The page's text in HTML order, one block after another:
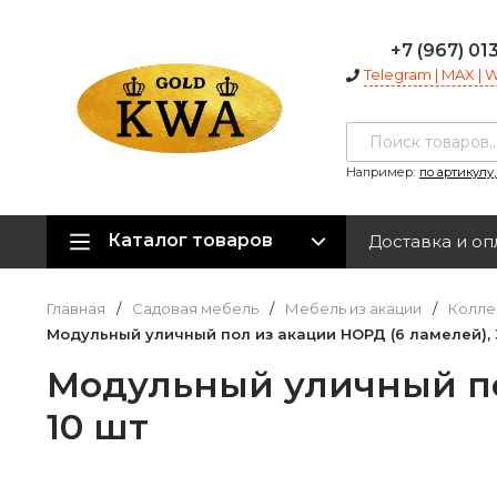
+7 (967)
Telegram | MAX |
Например: по
Каталог товаров Доставка и
Главная / Садовая мебель / Мебель из акации /
Модульный уличный пол из акации НОРД (6 ламелей),
Модульный уличный
10 шт